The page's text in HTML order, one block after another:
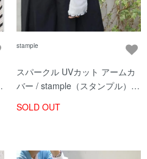
stample
スパークル UVカット アームカ
バー / stample（スタンプル） /
SOLD OUT